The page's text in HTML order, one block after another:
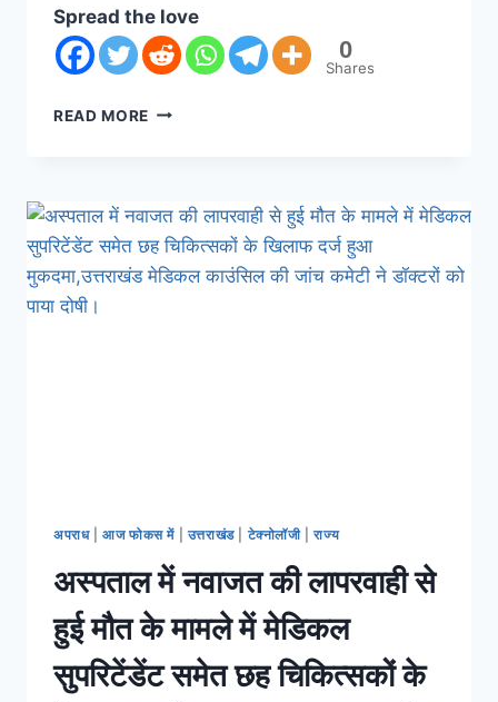
Spread the love
0
Shares
READ MORE
अपराध|आज फोकस में| उत्तराखंड| टेक्नोलॉजी|राज्य
अस्पताल में नवाजत की लापरवाही से
हुई मौत के मामले में मेडिकल
सुपरिटेंडेंट समेत छह चिकित्सकों के